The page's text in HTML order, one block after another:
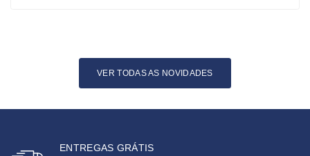
VER TODAS AS NOVIDADES
ENTREGAS GRÁTIS